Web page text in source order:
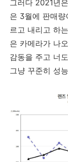
그러다 2021년
은 3월에 판매
르고 내리고 하
은 카메라가 나
감동을 주고 너
그냥 꾸준히 성